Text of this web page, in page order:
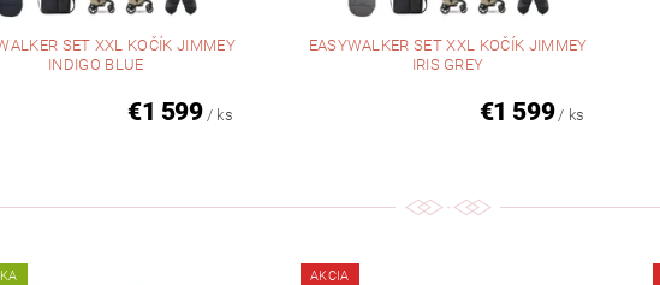
SET XXL KOČÍK JIMMEY
INDIGO BLUE
€1 599 / ks
EASYWALKER SET XXL KOČÍK JIMMEY
IRIS GREY
€1 599 / ks
AKCIA